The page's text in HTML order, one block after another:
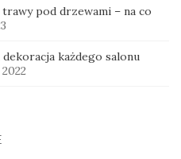
pod drzewami – na co
każdego salonu